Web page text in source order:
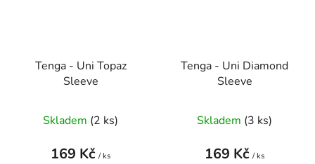
Tenga - Uni Topaz
Sleeve
Skladem (2 ks)
169 Kč / ks
Tenga - Uni Diamond
Sleeve
Skladem (3 ks)
169 Kč / ks